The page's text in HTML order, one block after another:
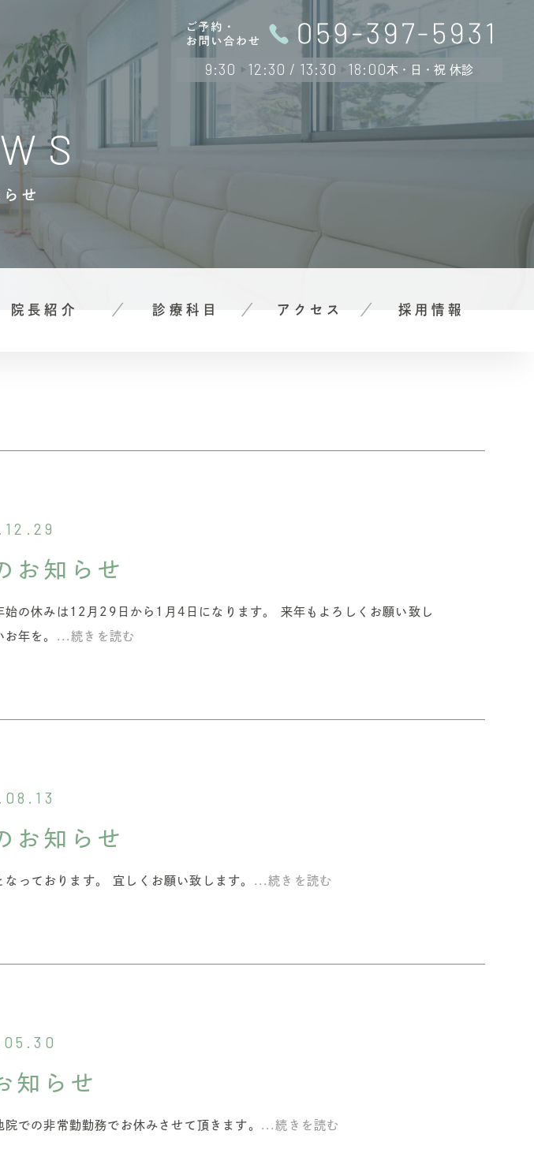
院長紹介 診療科目 アクセス 採用情報
9:30 12:30 / 13:30 18:00木・日・祝 休診
せ
お知らせ
の休みは12月29日から1月4日になります。 来年もよろしくお願い致し
年を。 ...続きを読む
お知らせ
っております。 宜しくお願い致します。 ...続きを読む
知らせ
での非常勤勤務でお休みさせて頂きます。 ...続きを読む